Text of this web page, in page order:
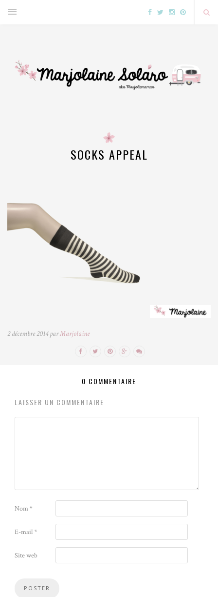
SOCKS APPEAL
2 décembre 2014 parMarjolaine
0 COMMENTAIRE
LAISSER UN COMMENTAIRE
Nom*
E-mail*
Site web